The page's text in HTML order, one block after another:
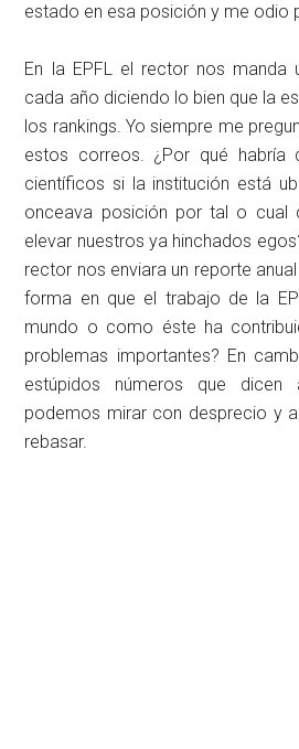
estado en esa posición y me odio
En la EPFL el rector nos manda
cada año diciendo lo bien que la
los rankings. Yo siempre me
estos correos. ¿Por qué habría
científicos si la institución está
onceava posición por tal o cual
elevar nuestros ya hinchados
rector nos enviara un reporte
forma en que el trabajo de la
mundo o como éste ha
problemas importantes? En
estúpidos números que dicen
podemos mirar con desprecio y
rebasar.